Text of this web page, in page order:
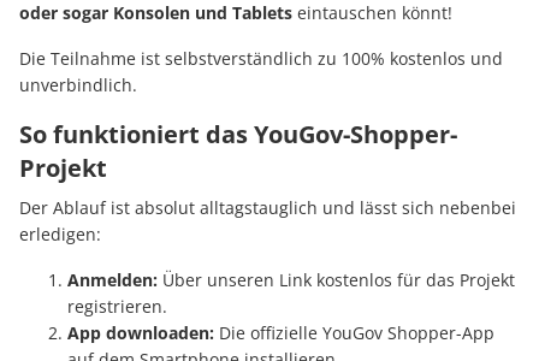
oder sogar Konsolen und Tablets eintauschen könnt!
Die Teilnahme ist selbstverständlich zu 100% kostenlos und
unverbindlich.
So funktioniert das YouGov-Shopper-
Projekt
Der Ablauf ist absolut alltagstauglich und lässt sich nebenbei
erledigen:
Anmelden: Über unseren Link kostenlos für das Projekt
registrieren.
App downloaden: Die offizielle YouGov Shopper-App